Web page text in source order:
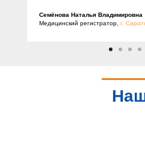
Семёнова Наталья Владимировна
Медицинский регистратор, г.